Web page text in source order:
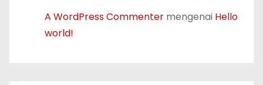
A WordPress Commenter mengenai Hello
world!